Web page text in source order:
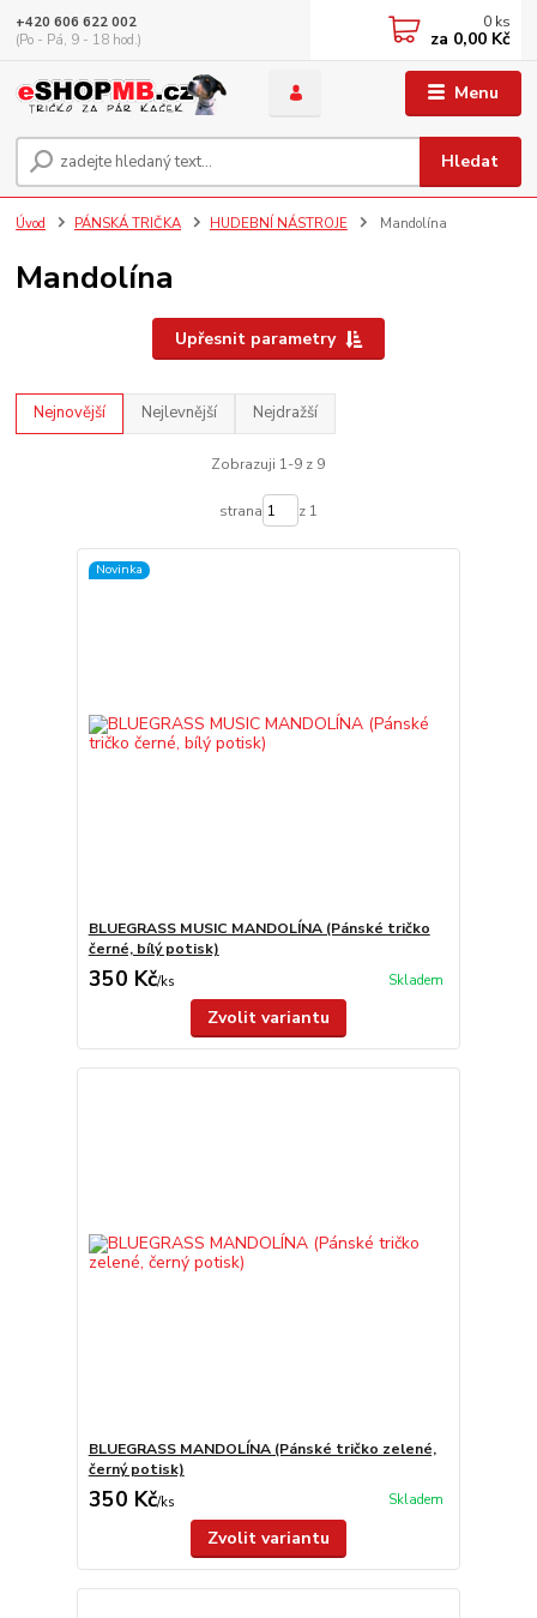
Menu
Hledat
+420 606 622 002
(Po - Pá, 9 - 18 hod.)
0 ks
za 0,00 Kč
Úvod PÁNSKÁ TRIČKA HUDEBNÍ NÁSTROJE Mandolína
Mandolína
Upřesnit parametry
Nejnovější Nejlevnější Nejdražší
Zobrazuji 1-9 z 9
strana z 1
Novinka
BLUEGRASS MUSIC MANDOLÍNA (Pánské tričko
černé, bílý potisk)
350 Kč/ks Skladem
Zvolit variantu
BLUEGRASS MANDOLÍNA (Pánské tričko zelené,
černý potisk)
350 Kč/ks Skladem
Zvolit variantu